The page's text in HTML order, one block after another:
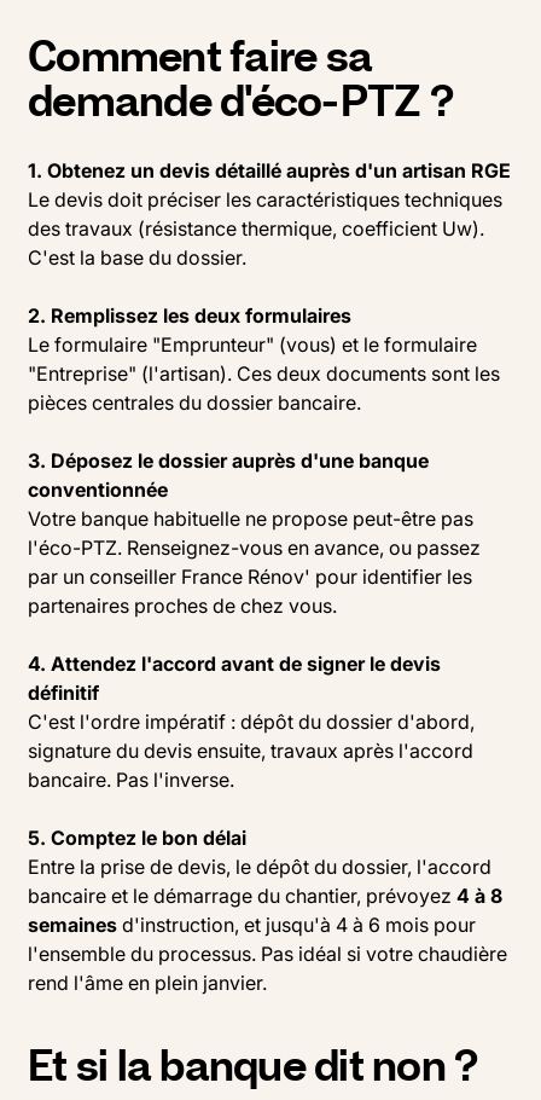
Comment faire sa
demande d'éco-PTZ ?
1. Obtenez un devis détaillé auprès d'un artisan RGE
Le devis doit préciser les caractéristiques techniques
des travaux (résistance thermique, coefficient Uw).
C'est la base du dossier.
2. Remplissez les deux formulaires
Le formulaire "Emprunteur" (vous) et le formulaire
"Entreprise" (l'artisan). Ces deux documents sont les
pièces centrales du dossier bancaire.
3. Déposez le dossier auprès d'une banque
conventionnée
Votre banque habituelle ne propose peut-être pas
l'éco-PTZ. Renseignez-vous en avance, ou passez
par un conseiller France Rénov' pour identifier les
partenaires proches de chez vous.
4. Attendez l'accord avant de signer le devis
définitif
C'est l'ordre impératif : dépôt du dossier d'abord,
signature du devis ensuite, travaux après l'accord
bancaire. Pas l'inverse.
5. Comptez le bon délai
Entre la prise de devis, le dépôt du dossier, l'accord
bancaire et le démarrage du chantier, prévoyez 4 à 8
semaines d'instruction, et jusqu'à 4 à 6 mois pour
l'ensemble du processus. Pas idéal si votre chaudière
rend l'âme en plein janvier.
Et si la banque dit non ?